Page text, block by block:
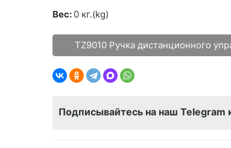
Вес: 0 кг.(kg)
TZ9010 Ручка дистанционного
Подписывайтесь на наш Telegram